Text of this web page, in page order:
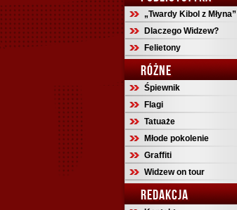
„Twardy Kibol z Młyna”
Dlaczego Widzew?
Felietony
RÓŻNE
Śpiewnik
Flagi
Tatuaże
Młode pokolenie
Graffiti
Widzew on tour
REDAKCJA